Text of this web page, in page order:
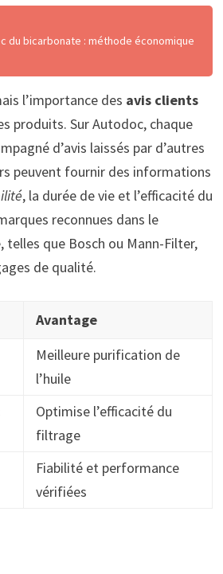
du bicarbonate : méthode économique
l’importance des avis clients
produits. Sur Autodoc, chaque
d’avis laissés par d’autres
peuvent fournir des informations
, la durée de vie et l’efficacité du
reconnues dans le
que Bosch ou Mann-Filter,
de qualité.
Avantage
Meilleure purification de
l’huile
Optimise l’efficacité du
filtrage
Fiabilité et performance
vérifiées